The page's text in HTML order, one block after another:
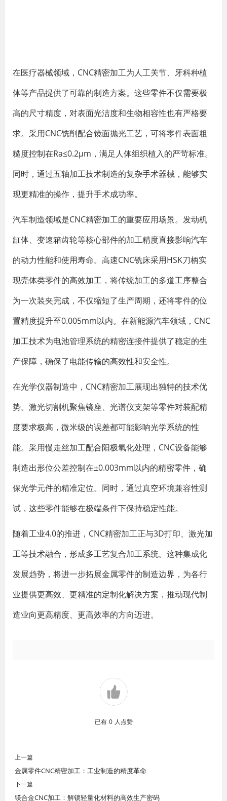
在医疗器械领域，CNC精密加工为人工关节、牙科种植
体等产品提供了可靠的制造方案。这些零件不仅需要极
高的尺寸精度，对表面光洁度和生物相容性也有严格要
求。采用CNC铣削配合镜面抛光工艺，可将零件表面粗
糙度控制在Ra≤0.2μm，满足人体组织植入的严苛标准。
同时，通过五轴加工技术制造的复杂手术器械，能够实
现更精准的操作，提升手术成功率。
汽车制造领域是CNC精密加工的重要应用场景。发动机
缸体、变速箱齿轮等核心部件的加工精度直接影响汽车
的动力性能和使用寿命。高速CNC铣床采用HSK刀柄实
现壳体类零件的高效加工，将传统加工的多道工序整合
为一次装夹完成，不仅缩短了生产周期，还将零件的位
置精度提升至0.005mm以内。在新能源汽车领域，CNC
加工技术为电池管理系统的精密连接件提供了稳定的生
产保障，确保了电能传输的高效性和安全性。
在光学仪器制造中，CNC精密加工展现出独特的技术优
势。激光切割机聚焦镜座、光谱仪支架等零件对装配精
度要求极高，微米级的误差都可能影响光学系统的性
能。采用慢走丝加工配合阳极氧化处理，CNC设备能够
制造出形位公差控制在±0.003mm以内的精密零件，确
保光学元件的精准定位。同时，通过真空环境兼容性测
试，这些零件能够在极端条件下保持稳定性能。
随着工业4.0的推进，CNC精密加工正与3D打印、激光加
工等技术融合，形成多工艺复合加工系统。这种集成化
发展趋势，将进一步拓展金属零件的制造边界，为各行
业提供更高效、更精准的定制化解决方案，推动现代制
造业向更高精度、更高效率的方向迈进。
已有 0 人点赞
上一篇
金属零件CNC精密加工：工业制造的精度革命
下一篇
镁合金CNC加工：解锁轻量化材料的高效生产密码